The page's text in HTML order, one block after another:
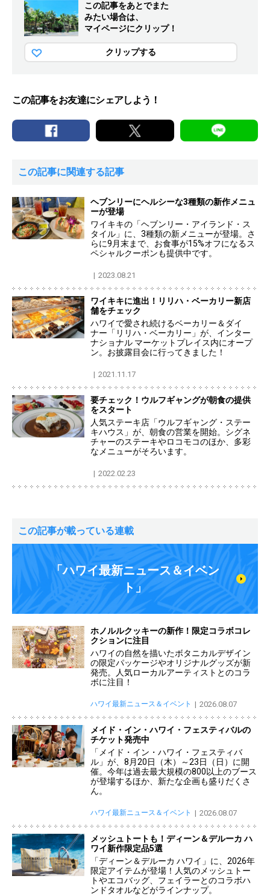
この記事をあとでまた
みたい場合は、
マイページにクリップ！
クリップする
この記事をお友達にシェアしよう！
この記事に関連する記事
ヘブンリーにヘルシーな3種類の新作メニュ
ーが登場
ワイキキの「ヘブンリー・アイランド・ス
タイル」に、3種類の新メニューが登場。さ
らに9月末まで、お食事が15%オフになるス
ペシャルクーポンも提供中です。
2023.08.21
ワイキキに進出！リリハ・ベーカリー新店
舗をチェック
ハワイで愛され続けるベーカリー＆ダイ
ナー「リリハ・ベーカリー」が、インター
ナショナル マーケットプレイス内にオープ
ン。お披露目会に行ってきました！
2021.11.17
要チェック！ウルフギャングが朝食の提供
をスタート
人気ステーキ店「ウルフギャング・ステー
キハウス」が、朝食の営業を開始。シグネ
チャーのステーキやロコモコのほか、多彩
なメニューがそろいます。
2022.02.23
この記事が載っている連載
「ハワイ最新ニュース＆イベン
ト」
ホノルルクッキーの新作！限定コラボコレ
クションに注目
ハワイの自然を描いたボタニカルデザイン
の限定パッケージやオリジナルグッズが新
発売。人気ローカルアーティストとのコラ
ボに注目！
ハワイ最新ニュース＆イベント 2026.08.07
メイド・イン・ハワイ・フェスティバルの
チケット発売中
「メイド・イン・ハワイ・フェスティバ
ル」が、8月20日（木）～23日（日）に開
催。今年は過去最大規模の800以上のブース
が登場するほか、新たな企画も盛りだくさ
ん。
ハワイ最新ニュース＆イベント 2026.08.07
メッシュトートも！ディーン＆デルーカ ハ
ワイ新作限定品5選
「ディーン＆デルーカ ハワイ」に、2026年
限定アイテムが登場！人気のメッシュトー
トやエコバッグ、フェイラーとのコラボハ
ンドタオルなどがラインナップ。